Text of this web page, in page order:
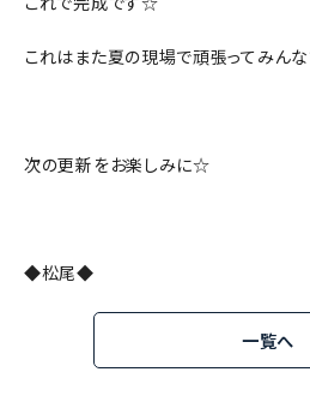
これはまた夏の現場で頑張ってみんな
次の更新をお楽しみに☆
◆松尾◆
一覧へ